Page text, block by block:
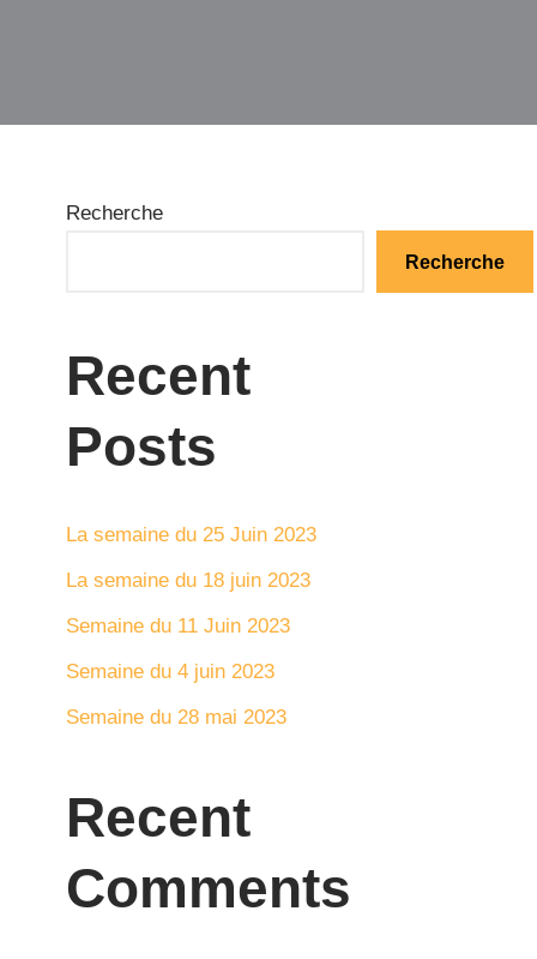
Recherche
Recherche
Recent
Posts
La semaine du 25 Juin 2023
La semaine du 18 juin 2023
Semaine du 11 Juin 2023
Semaine du 4 juin 2023
Semaine du 28 mai 2023
Recent
Comments